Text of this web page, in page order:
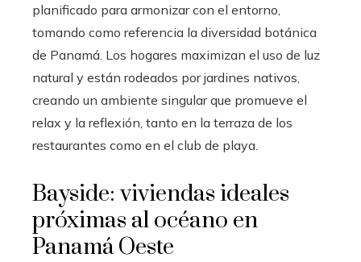
planificado para armonizar con el entorno,
tomando como referencia la diversidad botánica
de Panamá. Los hogares maximizan el uso de luz
natural y están rodeados por jardines nativos,
creando un ambiente singular que promueve el
relax y la reflexión, tanto en la terraza de los
restaurantes como en el club de playa.
Bayside: viviendas ideales
próximas al océano en
Panamá Oeste